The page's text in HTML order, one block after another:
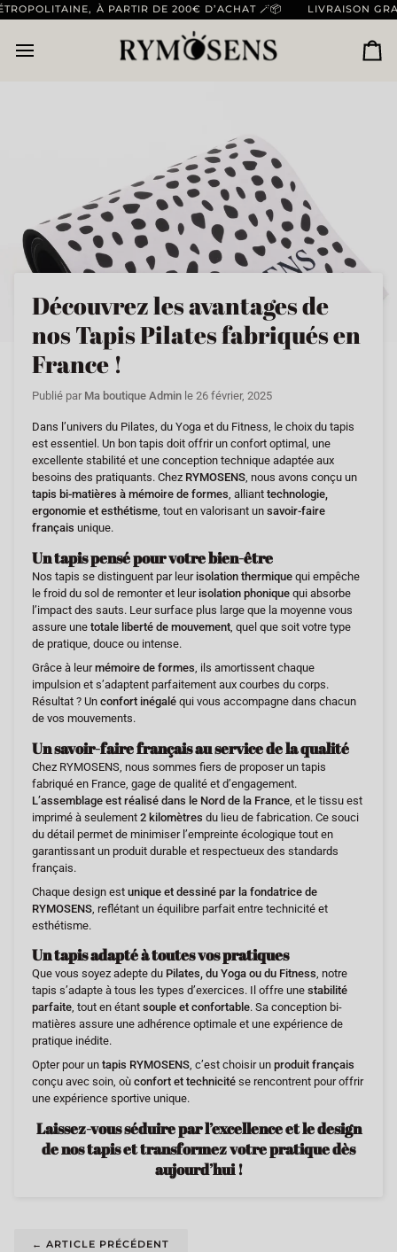
Passer
contenu
À PARTIR DE 200€ D’ACHAT 🪄📦 LIVRAISON
Découvrez les avantages de
nos Tapis Pilates fabriqués en
France !
Publié par Ma boutique Admin le 26 février, 2025
Dans l’univers du Pilates, du Yoga et du Fitness, le choix du tapis
est essentiel. Un bon tapis doit offrir un confort optimal, une
excellente stabilité et une conception technique adaptée aux
besoins des pratiquants. Chez RYMOSENS, nous avons conçu un
tapis bi-matières à mémoire de formes, alliant technologie,
ergonomie et esthétisme, tout en valorisant un savoir-faire
français unique.
Un tapis pensé pour votre bien-être
Nos tapis se distinguent par leur isolation thermique qui empêche
le froid du sol de remonter et leur isolation phonique qui absorbe
l’impact des sauts. Leur surface plus large que la moyenne vous
assure une totale liberté de mouvement , quel que soit votre type
de pratique, douce ou intense.
Grâce à leurmémoire de formes , ils amortissent chaque
impulsion et s’adaptent parfaitement aux courbes du corps.
Résultat ? Un confort inégalé qui vous accompagne dans chacun
de vos mouvements.
Un savoir-faire français au service de la qualité
Chez RYMOSENS, nous sommes fiers de proposer un tapis
fabriqué en France, gage de qualité et d’engagement.
L’assemblage est réalisé dans le Nord de la France , et le tissu est
imprimé à seulement 2 kilomètres du lieu de fabrication. Ce souci
du détail permet de minimiser l’empreinte écologique tout en
garantissant un produit durable et respectueux des standards
français.
Chaque design est unique et dessiné par la fondatrice de
RYMOSENS , reflétant un équilibre parfait entre technicité et
esthétisme.
Un tapis adapté à toutes vos pratiques
Que vous soyez adepte du Pilates, du Yoga ou du Fitness, notre
tapis s’adapte à tous les types d’exercices. Il offre une stabilité
parfaite, tout en étant souple et confortable. Sa conception bi-
matières assure une adhérence optimale et une expérience de
pratique inédite.
Opter pour un tapis RYMOSENS, c’est choisir un produit français
conçu avec soin, où confort et technicité se rencontrent pour offrir
une expérience sportive unique.
Laissez-vous séduire par l’excellence et le design
de nos tapis et transformez votre pratique dès
aujourd’hui !
← ARTICLE PRÉCÉDENT